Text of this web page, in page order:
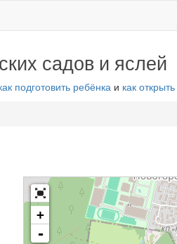
садов и яслей
подготовить ребёнкаи как открыть
+
-